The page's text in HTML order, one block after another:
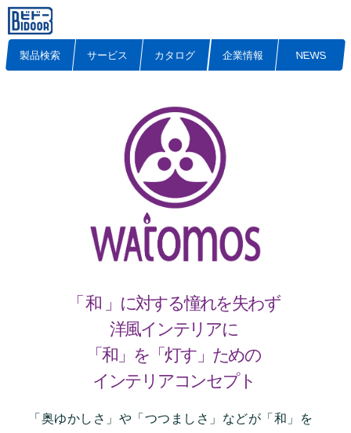
製品検索 サービス カタログ 企業情報 NEWS
「 和 」に対する憧れを失わず
洋風インテリアに
「和」を「灯す」ための
インテリアコンセプト
「奥ゆかしさ」や「つつましさ」などが「和」を